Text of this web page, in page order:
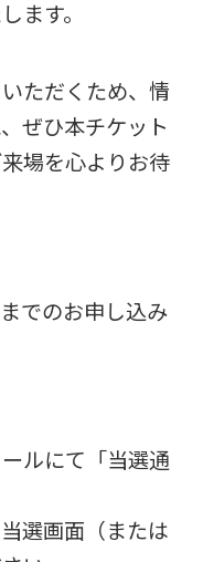
ます。
ただくため、情
ぜひ本チケット
場を心よりお待
までのお申し込み
ルにて「当選通
選画面（または